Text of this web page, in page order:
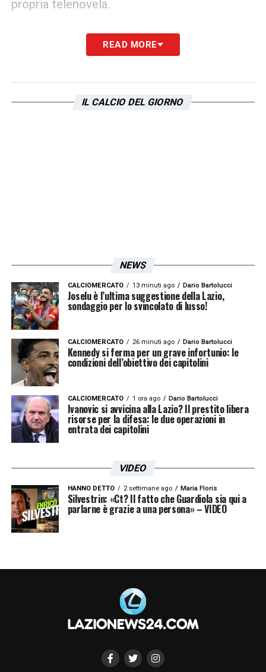
propria telenovela.
Milan, pur avendo un contratto in
scadenza, potrebbe rinnovare il proprio
Corriere della Sera, ha intitolato:
READ MORE
IL CALCIO DEL GIORNO
NEWS
CALCIOMERCATO 13 minuti ago Dario Bartolucci
Joselu è l’ultima suggestione della Lazio,
sondaggio per lo svincolato di lusso!
CALCIOMERCATO 26 minuti ago Dario Bartolucci
Kennedy si ferma per un grave infortunio: le
condizioni dell’obiettivo dei capitolini
CALCIOMERCATO 1 ora ago Dario Bartolucci
Ivanovic si avvicina alla Lazio? Il prestito libera
risorse per la difesa: le due operazioni in
entrata dei capitolini
VIDEO
HANNO DETTO 2 settimane ago Maria Floris
Silvestrin: «Ct? Il fatto che Guardiola sia qui a
parlarne è grazie a una persona» – VIDEO